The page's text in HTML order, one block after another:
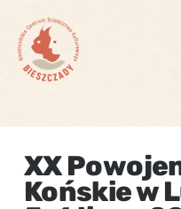
content
XX
Końskie w